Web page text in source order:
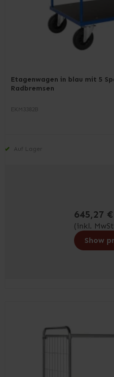
Etagenwagen in blau mit 5
Radbremsen
EKM3382B
Auf Lager
645,27 €
(inkl.
Show